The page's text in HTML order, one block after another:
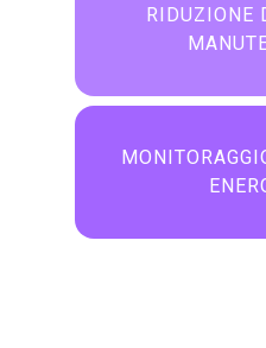
RIDUZIONE